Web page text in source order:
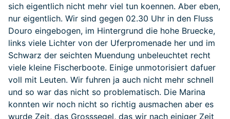
sich eigentlich nicht mehr viel tun koennen. Aber eben,
nur eigentlich. Wir sind gegen 02.30 Uhr in den Fluss
Douro eingebogen, im Hintergrund die hohe Bruecke,
links viele Lichter von der Uferpromenade her und im
Schwarz der seichten Muendung unbeleuchtet recht
viele kleine Fischerboote. Einige unmotorisiert dafuer
voll mit Leuten. Wir fuhren ja auch nicht mehr schnell
und so war das nicht so problematisch. Die Marina
konnten wir noch nicht so richtig ausmachen aber es
wurde Zeit, das Grosssegel, das wir nach einiger Zeit